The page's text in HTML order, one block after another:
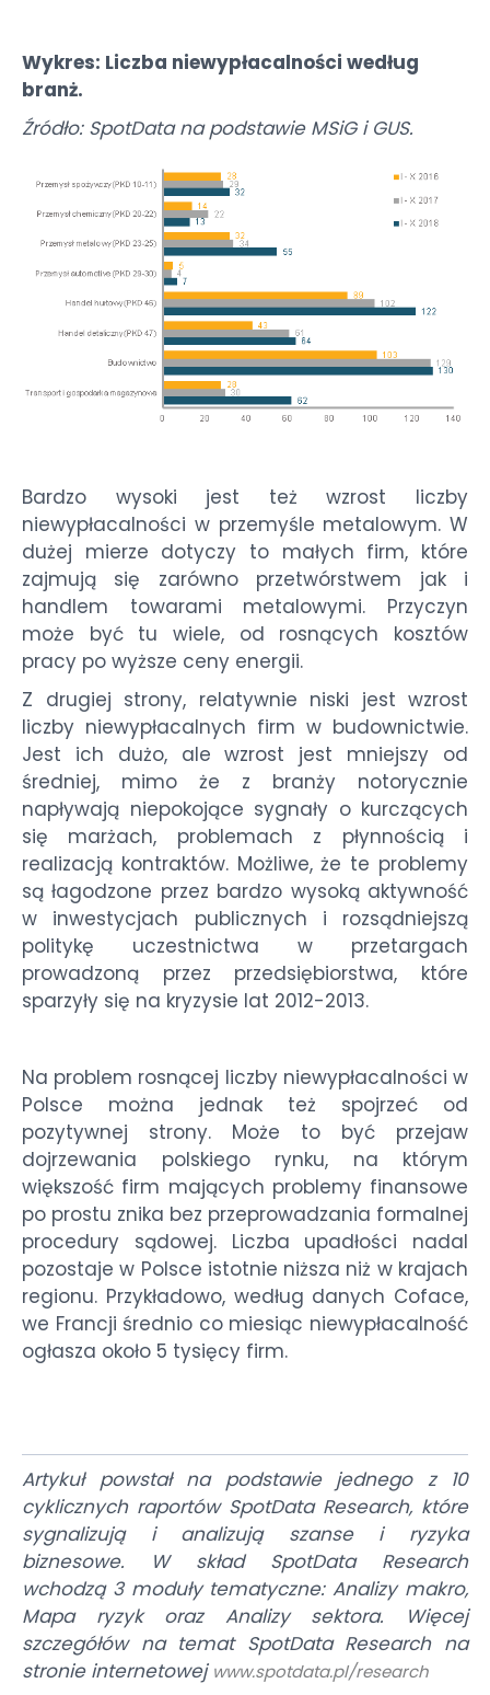
Wykres: Liczba niewypłacalności według
branż.
Źródło: SpotData na podstawie MSiG i GUS.
Bardzo wysoki jest też wzrost liczby
niewypłacalności w przemyśle metalowym. W
dużej mierze dotyczy to małych firm, które
zajmują się zarówno przetwórstwem jak i
handlem towarami metalowymi. Przyczyn
może być tu wiele, od rosnących kosztów
pracy po wyższe ceny energii.
Z drugiej strony, relatywnie niski jest wzrost
liczby niewypłacalnych firm w budownictwie.
Jest ich dużo, ale wzrost jest mniejszy od
średniej, mimo że z branży notorycznie
napływają niepokojące sygnały o kurczących
się marżach, problemach z płynnością i
realizacją kontraktów. Możliwe, że te problemy
są łagodzone przez bardzo wysoką aktywność
w inwestycjach publicznych i rozsądniejszą
politykę uczestnictwa w przetargach
prowadzoną przez przedsiębiorstwa, które
sparzyły się na kryzysie lat 2012-2013.
Na problem rosnącej liczby niewypłacalności w
Polsce można jednak też spojrzeć od
pozytywnej strony. Może to być przejaw
dojrzewania polskiego rynku, na którym
większość firm mających problemy finansowe
po prostu znika bez przeprowadzania formalnej
procedury sądowej. Liczba upadłości nadal
pozostaje w Polsce istotnie niższa niż w krajach
regionu. Przykładowo, według danych Coface,
we Francji średnio co miesiąc niewypłacalność
ogłasza około 5 tysięcy firm.
Artykuł powstał na podstawie jednego z 10
cyklicznych raportów SpotData Research, które
sygnalizują i analizują szanse i ryzyka
biznesowe. W skład SpotData Research
wchodzą 3 moduły tematyczne: Analizy makro,
Mapa ryzyk oraz Analizy sektora. Więcej
szczegółów na temat SpotData Research na
stronie internetowej www.spotdata.pl/research